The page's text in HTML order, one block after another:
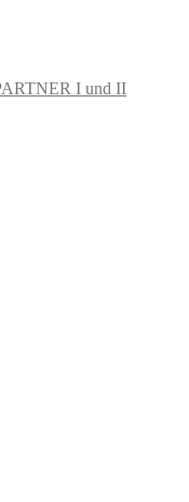
I und II